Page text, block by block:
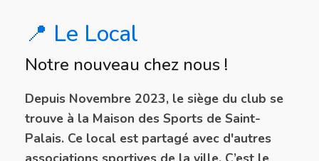
📍 Le Local
Notre nouveau chez nous !
Depuis Novembre 2023, le siège du club se
trouve à la Maison des Sports de Saint-
Palais. Ce local est partagé avec d'autres